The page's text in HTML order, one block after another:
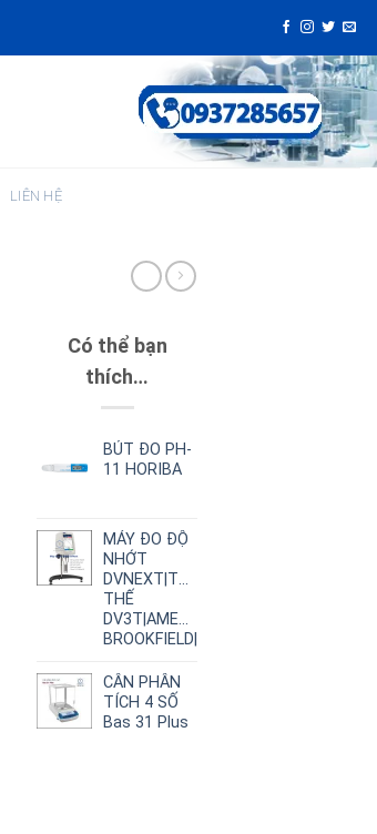
LIÊN HỆ
Có thể bạn
thích…
BÚT ĐO PH-
11 HORIBA
MÁY ĐO ĐỘ
NHỚT
DVNEXT|THAY
THẾ
DV3T|AMETEK
BROOKFIELD|
CÂN PHÂN
TÍCH 4 SỐ
Bas 31 Plus